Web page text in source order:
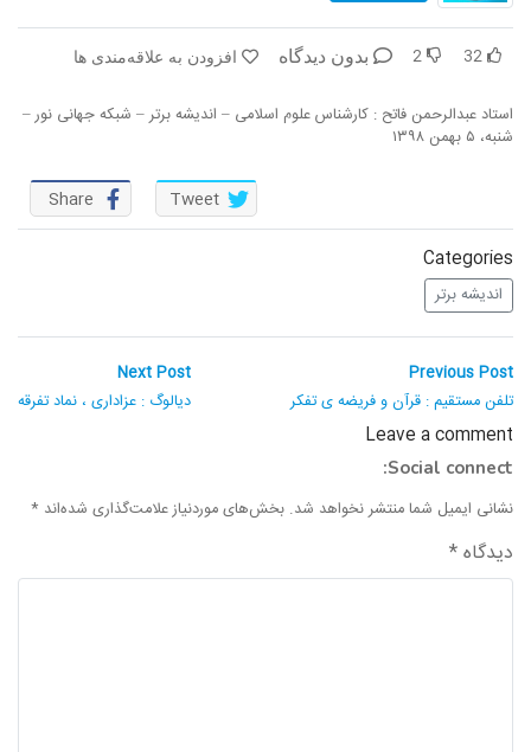
بازخوانی تاریخ
اسماء الحسنی
سر دبیر
کافه نور
تدبر در قرآن
در پرتو قرآن
دریچه
رمضان برتر
روزنه
مدینه منوره
نردبان آسمان
واحد علمی – آموزش زبان عربی
32
2 بدون دیدگاه افزودن به علاقه‌مندی ها
استاد عبدالرحمن فاتح : کارشناس علوم اسلامی – اندیشه برتر – شبکه جهانی نور –
شنبه، ۵ بهمن ۱۳۹۸
Share Tweet
Categories
اندیشه برتر
راهبری
نوشته
Previous Post
Previous
post:
تلفن مستقیم : قرآن و فریضه ی تفکر
Next Post
Next
post:
دیالوگ : عزاداری ، نماد تفرقه
Leave a comment
Social connect:
نشانی ایمیل شما منتشر نخواهد شد. بخش‌های موردنیاز علامت‌گذاری شده‌اند *
دیدگاه*